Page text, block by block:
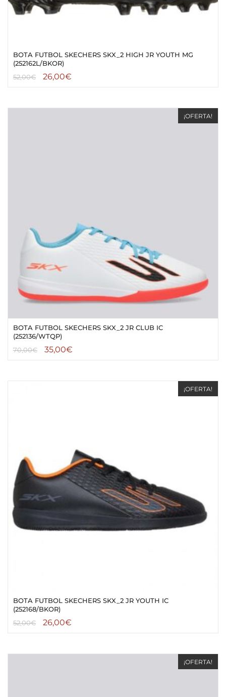
BOTA FUTBOL SKECHERS SKX_2 HIGH JR YOUTH MG
(252162L/BKOR)
52,00€ 26,00€
¡OFERTA!
BOTA FUTBOL SKECHERS SKX_2 JR CLUB IC
(252136/WTQP)
70,00€ 35,00€
¡OFERTA!
BOTA FUTBOL SKECHERS SKX_2 JR YOUTH IC
(252168/BKOR)
52,00€ 26,00€
¡OFERTA!